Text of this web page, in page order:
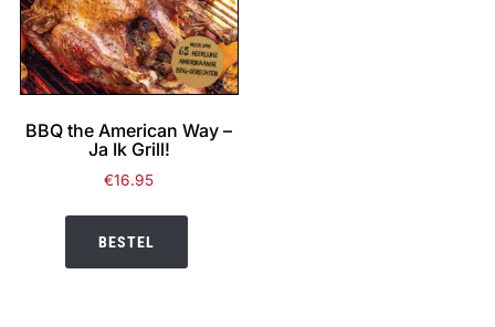
BBQ the American Way –
Ja Ik Grill!
€16.95
BESTEL